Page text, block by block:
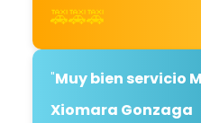
🚕🚕🚕
"Muy bien servicio
Xiomara Gonzaga